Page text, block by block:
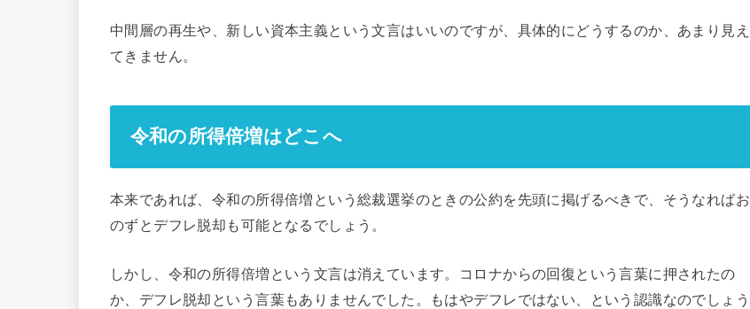
中間層の再生や、新しい資本主義という文言はいいのですが、具体的にどうするのか、あまり見え
てきません。
令和の所得倍増はどこへ
本来であれば、令和の所得倍増という総裁選挙のときの公約を先頭に掲げるべきで、そうなればお
のずとデフレ脱却も可能となるでしょう。
しかし、令和の所得倍増という文言は消えています。コロナからの回復という言葉に押されたの
か、デフレ脱却という言葉もありませんでした。もはやデフレではない、という認識なのでしょう